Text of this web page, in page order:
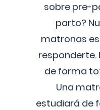
sobre pre-
parto?
matronas
responderte.
de forma
Una
estudiará de